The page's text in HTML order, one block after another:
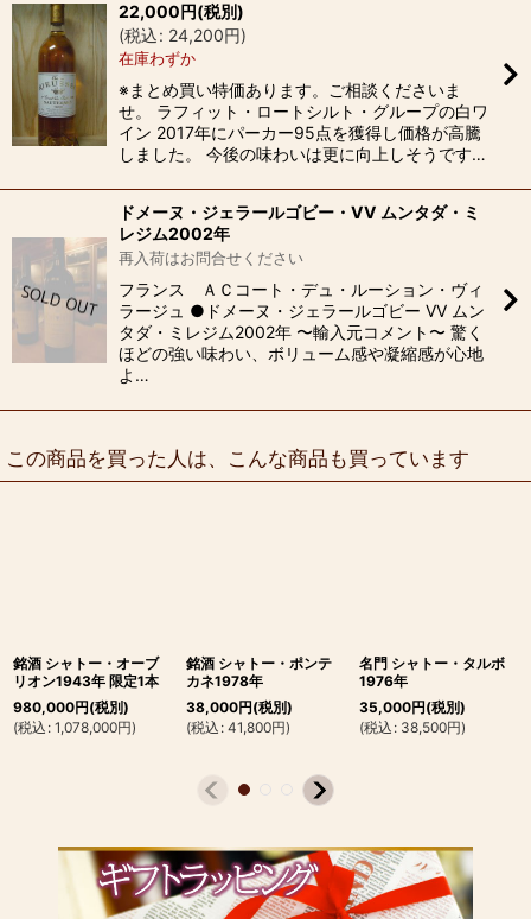
22,000円(税別)
(税込: 24,200円)
在庫わずか
※まとめ買い特価あります。ご相談くださいま
せ。 ラフィット・ロートシルト・グループの白ワ
イン 2017年にパーカー95点を獲得し価格が高騰
しました。 今後の味わいは更に向上しそうです…
ドメーヌ・ジェラールゴビー・VV ムンタダ・ミ
レジム2002年
再入荷はお問合せください
フランス ＡＣコート・デュ・ルーション・ヴィ
ラージュ ●ドメーヌ・ジェラールゴビー VV ムン
タダ・ミレジム2002年 〜輸入元コメント〜 驚く
ほどの強い味わい、ボリューム感や凝縮感が心地
よ…
この商品を買った人は、こんな商品も買っています
銘酒 シャトー・オーブ
リオン1943年 限定1本
980,000円(税別)
(税込 : 1,078,000円)
銘酒 シャトー・ポンテ
カネ1978年
38,000円(税別)
(税込 : 41,800円)
名門 シャトー・タルボ
1976年
35,000円(税別)
(税込 : 38,500円)